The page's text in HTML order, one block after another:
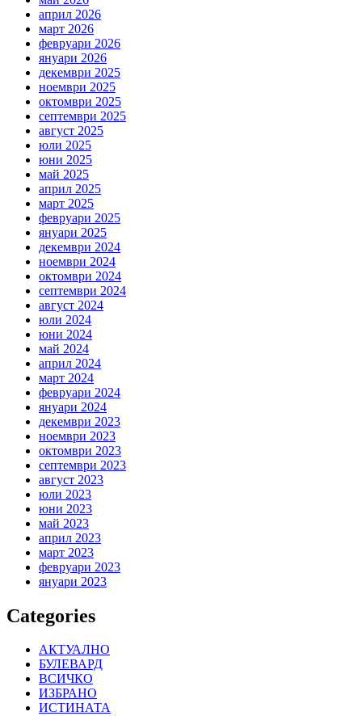
април 2026
март 2026
февруари 2026
януари 2026
декември 2025
ноември 2025
октомври 2025
септември 2025
август 2025
юли 2025
юни 2025
май 2025
април 2025
март 2025
февруари 2025
януари 2025
декември 2024
ноември 2024
октомври 2024
септември 2024
август 2024
юли 2024
юни 2024
май 2024
април 2024
март 2024
февруари 2024
януари 2024
декември 2023
ноември 2023
октомври 2023
септември 2023
август 2023
юли 2023
юни 2023
май 2023
април 2023
март 2023
февруари 2023
януари 2023
Categories
АКТУАЛНО
БУЛЕВАРД
ВСИЧКО
ИЗБРАНО
ИСТИНАТА